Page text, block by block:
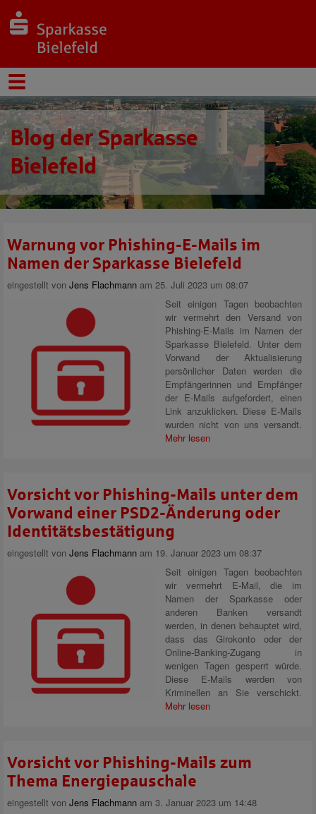
Blog der Sparkasse
Bielefeld
Warnung vor Phishing-E-Mails im
Namen der Sparkasse Bielefeld
eingestellt von Jens Flachmann am 25. Juli 2023 um 08:07
Seit einigen Tagen beobachten
wir vermehrt den Versand von
Phishing-E-Mails im Namen der
Sparkasse Bielefeld. Unter dem
Vorwand der Aktualisierung
persönlicher Daten werden die
Empfängerinnen und Empfänger
der E-Mails aufgefordert, einen
Link anzuklicken. Diese E-Mails
wurden nicht von uns versandt.
Mehr lesen
Vorsicht vor Phishing-Mails unter dem
Vorwand einer PSD2-Änderung oder
Identitätsbestätigung
eingestellt von Jens Flachmann am 19. Januar 2023 um 08:37
Seit einigen Tagen beobachten
wir vermehrt E-Mail, die im
Namen der Sparkasse oder
anderen Banken versandt
werden, in denen behauptet wird,
dass das Girokonto oder der
Online-Banking-Zugang in
wenigen Tagen gesperrt würde.
Diese E-Mails werden von
Kriminellen an Sie verschickt.
Mehr lesen
Vorsicht vor Phishing-Mails zum
Thema Energiepauschale
eingestellt von Jens Flachmann am 3. Januar 2023 um 14:48